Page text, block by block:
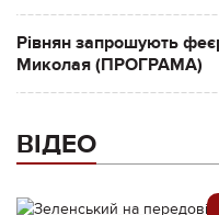
Рівнян запрошують
Миколая (ПРОГРАМА)
ВІДЕО